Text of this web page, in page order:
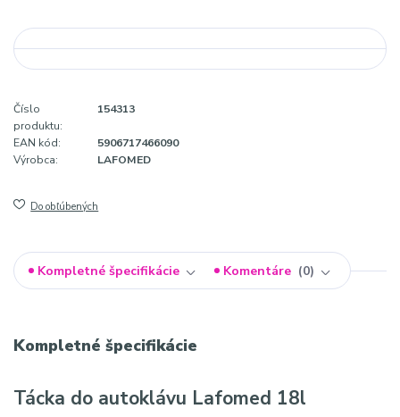
Číslo
produktu:
154313
EAN kód:
5906717466090
Výrobca:
LAFOMED
Do obľúbených
Kompletné špecifikácie Komentáre 0
Kompletné špecifikácie
Tácka do autoklávu Lafomed 18l